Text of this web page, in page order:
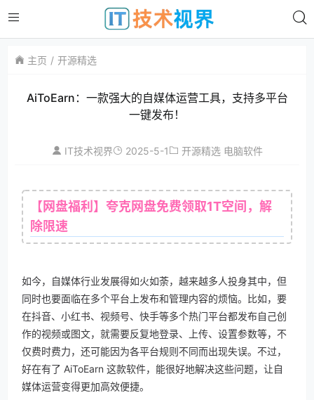
主页 开源精选
AiToEarn：一款强大的自媒体运营工具，支持多平台
一键发布！
IT技术视界 2025-5-1 开源精选 电脑软件
【网盘福利】夸克网盘免费领取1T空间，解
除限速
如今，自媒体行业发展得如火如荼，越来越多人投身其中，但
同时也要面临在多个平台上发布和管理内容的烦恼。比如，要
在抖音、小红书、视频号、快手等多个热门平台都发布自己创
作的视频或图文，就需要反复地登录、上传、设置参数等，不
仅费时费力，还可能因为各平台规则不同而出现失误。不过，
好在有了 AiToEarn 这款软件，能很好地解决这些问题，让自
媒体运营变得更加高效便捷。